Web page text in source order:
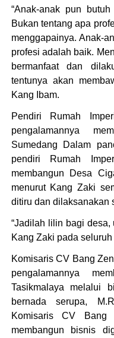
“Anak-anak pun
Bukan tentang apa
menggapainya. Anak-
profesi adalah baik.
bermanfaat dan
tentunya akan
Kang Ibam.
Pendiri Rumah
pengalamannya
Sumedang Dalam
pendiri Rumah
membangun Desa
menurut Kang Zaki
ditiru dan dilaksanakan
“Jadilah lilin bagi desa,
Kang Zaki pada
Komisaris CV Bang
pengalamannya
Tasikmalaya melalui
bernada serupa,
Komisaris CV Bang
membangun bisnis